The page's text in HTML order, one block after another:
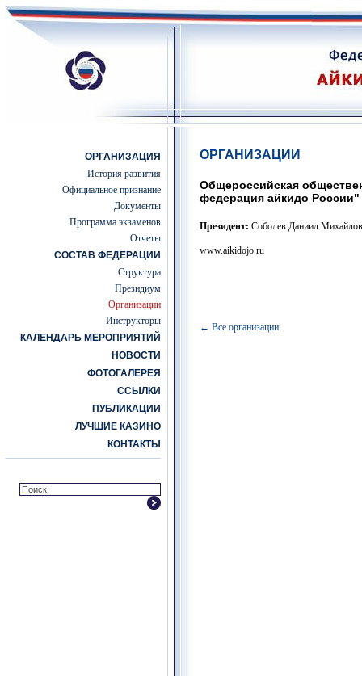
ОРГАНИЗАЦИЯ
История развития
Официальное признание
Документы
Программа экзаменов
Отчеты
СОСТАВ ФЕДЕРАЦИИ
Структура
Президиум
Организации
Инструкторы
КАЛЕНДАРЬ МЕРОПРИЯТИЙ
НОВОСТИ
ФОТОГАЛЕРЕЯ
ССЫЛКИ
ПУБЛИКАЦИИ
ЛУЧШИЕ КАЗИНО
КОНТАКТЫ
ОРГАНИЗАЦИИ
Общероссийская
федерация айкидо России"
Президент: Соболев Даниил
www.aikidojo.ru
← Все организации